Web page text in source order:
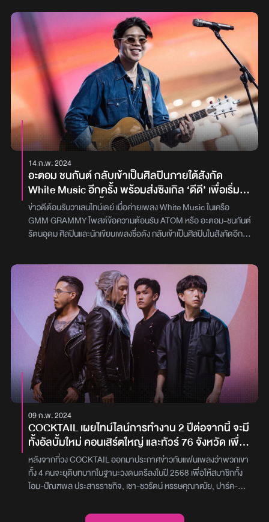
อยากให้คู่จิ้นในความทรงจำ กลับมามีคอนเสิร์ตร่วมกันอีกสักครั้ง
ล่าสุด GMM MUSIC จัดให้ตามใจแฟนเพลงด้วยการปล่อยทีเซอร์
โปสเตอร์คอนเสิร์ตสุดยิ่งใหญ่ ที่จะกลับมาสร้างปรากฎการณ์ความรัก
แบบดูเอ็ทโชว์อีกครั้งใหม่กับคอนเสิร์ต ‘ขนนก กับ ดอกไม้’ ตอน
‘DREAM FOR LOVE’ ที่จะมีขึ้นในวันเสาร์ที่ 23 พฤศจิกายน (เวลา
19.00 น.) และวันอาทิตย์ที่ 24 พฤศจิกายน 2564 เวลา (17.00 น.) ณ
อิมแพ็ค อารีน่า เมืองทองธานีสำหรับคอนเสิร์ต ‘ขนนก กับ ดอกไม้’
ตอน ‘DREAM FOR LOVE’ ถือเป็นครั้งที่ 4 ในรูปแบบความพิเศษของ
คอนเสิร์ต DUET เพลงรักครั้งใหม่ระหว่างซูเปอร์สตาร์ตลอดกาล
เบิร์ด-ธงไชย แมคอินไตย์ มาจับคู่กับ 4 ศิลปินหญิงแห่งยุค เริ่มต้นด้วยคู่
จิ้นหนึ่งเดียวคนนี้ ปุ๊-อัญชลี จงคดีกิจ, คู่จึ้งประวัติศาสตร์ คริสติน่า อา
กีล่าร์, คู่จอยสุดฤทธิ์สุดเดช ใหม่ เจริญปุระ และ คู่จี๊ดน้องเล็กพริกขี้หนู
ลีเดีย ศรัณย์รัตน์ ที่จะมาสร้างปรากฏการณ์ดูเอ็ทเพลงรักอันสุด
ไพเราะคู่กัน ผ่าน ภาษาเพลง, ภาษาภาพ, ภาษาดอกไม้, ภาษามือ,
ภาษากาย และ ภาษาแฟชั่น บนเวทีคอนเสิร์ตในครั้งนี้โดยล่าสุดปล่อย
เพลงและมิวสิกวีดีโอ ‘รักเธอเท่าไหร่’ เพลงใหม่สุดพิเศษสำหรับ
คอนเสิร์ตในครั้งนี้ ที่ทั้ง 5 ศิลปินร่วมร้องด้วยกันออกมาให้ชมและฟังกัน
แล้ว ถือเป็นการอุ่นเครื่องให้แฟน ๆ ได้ซ้อมร้องเพื่อไปสนุกและมีความสุข
คอนเสิร์ตที่เรารอกัน แต่คราวนี้ไม่ใช่แบบ เบิร์ด เบิร์ด นะครับ ก็เป็นแบบ
เบิร์ดนี่แหละ แต่เป็นแบบคอนเสิร์ต ขนนก กับ ดอกไม้ ดรีม ฟอร์ เลิฟ และ
ครั้งนี้มีน้อง ๆ มาช่วยกันอีกด้วย พระเอกของงานนี้นั่นก็คือการดูเอ็ทกัน
การร้องเพลงคู่กันครับ แล้วมาเจอกัน 23-24 พ.ย. นี้”ปุ๊-อัญชลี จงคดี
กิจ “พี่ปุ๊ว่าคอนเสิร์ต ดรีม ฟอร์ เลิฟ เป็นคอนเสิร์ตของทุกคน ไม่ใช่ของ
เฉพาะแฟนเพลงของเราแต่ละคนโดยเฉพาะนะคะ เพราะฉะนั้นเป็น
คอนเสิร์ตที่จะสร้างความสุขให้คนไทยทุกคน และแฟนเพลงของพี่เบิร์ดที่
อยู่ต่างชาติด้วย ก็คิดว่าทุกคนรอคอย อย่าลืม 23–24 พ.ย. นี้ เราต้อง
เจอกันแน่ ๆ ดรีม ฟอร์ เลิฟ ความรักไม่มีจำกัดค่ะ”ใหม่ เจริญปุระ
“สำหรับใหม่เองแน่นอนเราก็ต้องคิดถึงอยู่แล้ว ยิ่งถ้าเราเป็นแฟนคลับ
ของขนนกเองก็ดี หรือแม้กระทั่งเราเป็นแฟนคลับของพี่เบิร์ด และวันนี้ก็มี
อะไรที่พิเศษมากกว่าขนนกปกติด้วย เพราะฉะนั้นความคิดถึงอันนี้ ก็คือ
แอบดีใจแทนแฟน ๆ ที่จะได้ชมกัน เพราะแน่นอนมีทั้งพี่ปุ๊ พี่ติ๊นา และลี
เดีย น้องใหม่แกะกล่องเลย”ติ๊นา-คริสติน่า อากีล่าร์ “สำหรับ ขนนก เรา
ก็ไม่ได้ร่วมงานกับพี่เบิร์ดกันมาหลายปีแล้วนะคะ ครั้งนี้ก็ถือเป็นครั้งที่
พิเศษมาก ๆ อีกครั้งนึงที่ได้มาทำงานร่วมกันกับทุกคนที่น่ารักตรงนี้ โดย
เฉพาะพี่เบิร์ด ติ๊นาก็ไม่อยากให้พลาดกันเลย เชื่อว่าจะเป็นอีกวันหนึ่งที่
เจอกันที่อิมแพ็ค อารีน่า”ลีเดีย ศรัณย์รัตน์ “ดีใจมาก ๆ สุด ๆ ไปเลย
14 ก.พ. 2024
อะตอม ชนกันต์ กลับเข้าเป็นศิลปินภายใต้สังกัด
White Music อีกครั้ง พร้อมส่งซิงเกิล ‘ดีดี’ เพื่อเริ่ม
ต้นการเดินทางครั้งใหม่
ข่าวดีต้อนรับวาเลนไทน์เดย์ เมื่อค่ายเพลง White Music ในเครือ
GMM GRAMMY โพสต์ข้อความต้อนรับ ATOM หรือ อะตอม-ชนกันต์
รัตนอุดม ศิลปินและนักเขียนเพลงชื่อดัง กลับเข้าเป็นศิลปินในสังกัดอีก
บรรยากาศที่แตกต่างข่าวดีนี้เกิดขึ้นภายหลังจากที่เขาได้ก้าวไปสู่สเตป
ใหม่ของชีวิตคู่ เพราะเพิ่งควงแขนแฟนสาวเข้าพิธีวิวาห์ไปเมื่อต้นเดือนที่
ผ่านมา ท่ามกลางความยินดีจากเพื่อนศิลปินและแฟนเพลงมากมาย
เขาได้เขียนเพลง ‘ดีดี’ ขึ้นมาเพื่อเล่าถึงความรู้สึกพิเศษที่เกิดขึ้นในใจ
เมื่อผู้ชายแสนจะธรรมดา ถูกใครสักคนเข้ามาเติมแต่งให้ชีวิตเต็มไปด้วย
ความสุขมากมาย จนอยากขอบคุณเขาที่เขามาเป็นเรื่องดีดี และใช้เวลาดี
ดีร่วมกัน“โชคดีเท่าไรแล้วที่ได้พบกับคนคนนึงที่เข้ากันอย่างนี้มันดีสักแค่
ไหน ที่มีอีกคน เดินข้าง ๆ กัน”และในโอกาสพิเศษที่ได้กลับเข้ามาเป็น
ครอบครัว White Music และครอบครัว GMM GRAMMY อีกครั้ง เลย
ขอหยิบเพลง ‘ดีดี’ เพลงความหมายสวยงามมาให้ทุกคนได้ฟัง อีกทั้งใน
Official Lyric Video ยังนำภาพพรีเวดดิ้งของ อะตอม กับ พิม มาใช้
ประกอบเพลงด้วยแฟน ๆ สามารถเข้าไปฟังเพลง ‘ดีดี’ จาก ATOM ได้
แล้ววันนี้บน YouTube : OfficialWhiteMusic และทุกบริการ Music
Streamingภาพ : atomoatom
09 ก.พ. 2024
COCKTAIL เผยไทม์ไลน์การทำงาน 2 ปีต่อจากนี้ จะมี
ทั้งอัลบั้มใหม่ คอนเสิร์ตใหญ่ และทัวร์ 76 จังหวัด เพื่อ
ลาแฟนเพลง
หลังจากที่วง COCKTAIL ออกมาประกาศข่าวกับแฟนเพลงว่าพวกเขา
ทั้ง 4 คนจะยุติบทบาทในฐานะวงดนตรีลงในปี 2568 เพื่อให้สมาชิกทั้ง
โอม-ปัณฑพล ประสารราชกิจ, เชา-ชวรัตน์ หรรษคุณาฒัย, ปาร์ค-
ใหม่ ๆ ของชีวิต โดยได้เตรียมกองทุนเพื่อช่วยหล่อเลี้ยงทุกคนไม่ใช่แค่ทีม